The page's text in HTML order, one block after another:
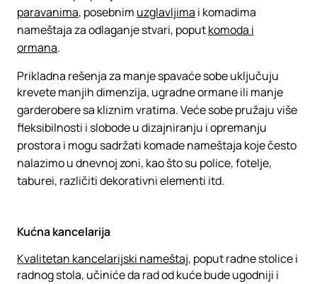
paravanima, posebnim uzglavljima i komadima
nameštaja za odlaganje stvari, poputkomoda i
ormana.
Prikladna rešenja za manje spavaće sobe uključuju
krevete manjih dimenzija, ugradne ormane ili manje
garderobere sa kliznim vratima. Veće sobe pružaju više
fleksibilnosti i slobode u dizajniranju i opremanju
prostora i mogu sadržati komade nameštaja koje često
nalazimo u dnevnoj zoni, kao što su police, fotelje,
taburei, različiti dekorativni elementi itd.
Kućna kancelarija
Kvalitetan kancelarijski nameštaj, poput radne stolice i
radnog stola, učiniće da rad od kuće bude ugodniji i